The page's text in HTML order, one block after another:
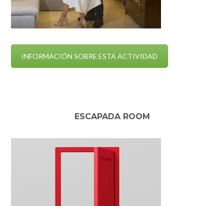
INFORMACIÓN SOBRE ESTA ACTIVIDAD
ESCAPADA ROOM